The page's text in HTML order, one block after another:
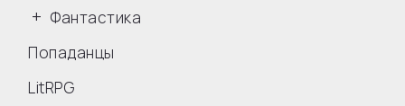
Фантастика
Попаданцы
LitRPG